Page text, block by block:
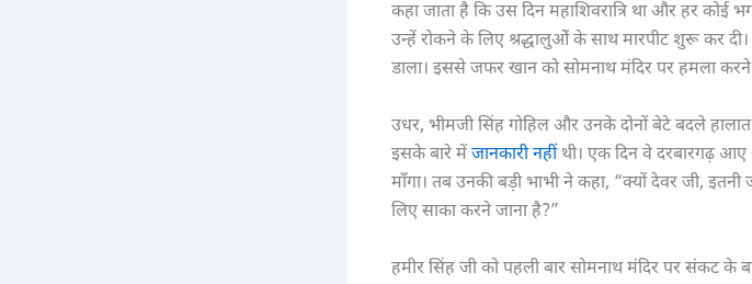
कहा जाता है कि उस दिन महाशिवरात्रि था और हर
उन्हें रोकने के लिए श्रद्धालुओें के साथ मारपीट शुरू कर
डाला। इससे जफर खान को सोमनाथ मंदिर पर हमला करने
उधर, भीमजी सिंह गोहिल और उनके दोनों बेटे बदले
इसके बारे मेंजानकारी नहींथी। एक दिन वे दरबारगढ़
माँगा। तब उनकी बड़ी भाभी ने कहा, “क्यों देवर जी,
लिए साका करने जाना है?”
हमीर सिंह जी को पहली बार सोमनाथ मंदिर पर संकट के